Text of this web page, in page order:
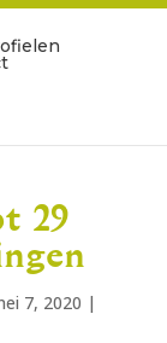
29
7, 2020 |